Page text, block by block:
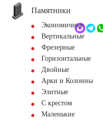
+7 (495) 518-44-23
Обратный звонок
Памятники
Экономичные
Вертикальные
Фрезерные
Горизонтальные
Двойные
Арки и Колонны
Элитные
С крестом
Маленькие